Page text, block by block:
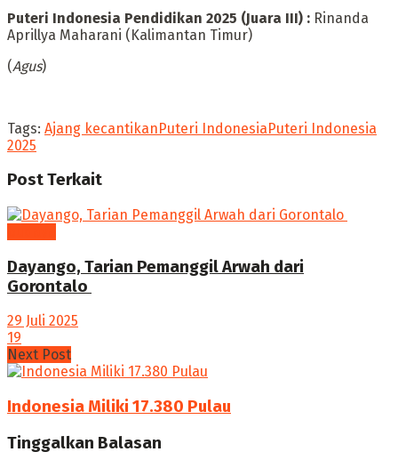
‎Puteri Indonesia Pendidikan 2025 (Juara III) : Rinanda
Aprillya Maharani (Kalimantan Timur)
‎(Agus)
Tags: Ajang kecantikanPuteri IndonesiaPuteri Indonesia
2025
PostTerkait
Dayango, Tarian Pemanggil Arwah dari
Gorontalo
29 Juli 2025
19
Next Post
‎Indonesia Miliki 17.380 Pulau
Tinggalkan Balasan